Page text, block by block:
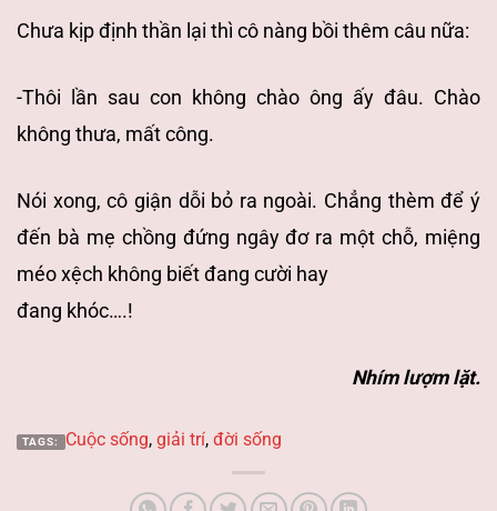
Chưa kịp định thần lại thì cô nàng bồi thêm câu nữa:
-Thôi lần sau con không chào ông ấy đâu. Chào
không thưa, mất công.
Nói xong, cô giận dỗi bỏ ra ngoài. Chẳng thèm để ý
đến bà mẹ chồng đứng ngây đơ ra một chỗ, miệng
méo xệch không biết đang cười hay
đang khóc….!
Nhím lượm lặt.
TAGS: Cuộc sống, giải trí, đời sống